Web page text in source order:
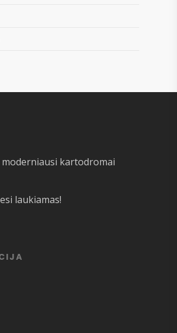
kartodromai
laukiamas!